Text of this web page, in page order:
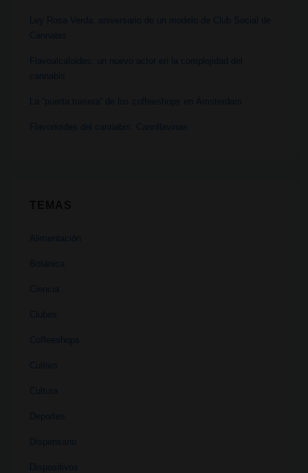
Ley Rosa Verda: aniversario de un modelo de Club Social de
Cannabis
Flavoalcaloides: un nuevo actor en la complejidad del
cannabis
La “puerta trasera” de los coffeeshops en Ámsterdam
Flavonoides del cannabis: Cannflavinas
Alimentación
Botánica
Ciencia
Clubes
Coffeeshops
Cultivo
Cultura
Deportes
Dispensario
Dispositivos